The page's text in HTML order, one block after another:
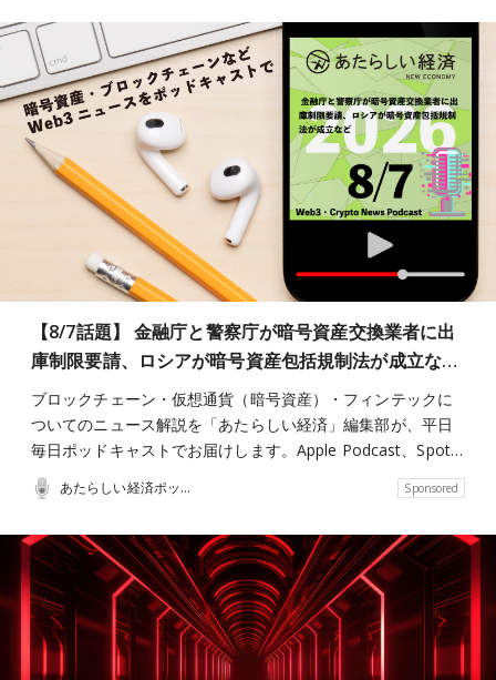
【8/7話題】 金融庁と警察庁が暗号資産交換業者に出
庫制限要請、ロシアが暗号資産包括規制法が成立な…
ブロックチェーン・仮想通貨（暗号資産）・フィンテックに
ついてのニュース解説を「あたらしい経済」編集部が、平日
毎日ポッドキャストでお届けします。Apple Podcast、Spot…
あたらしい経済ポッドキャスト Sponsored